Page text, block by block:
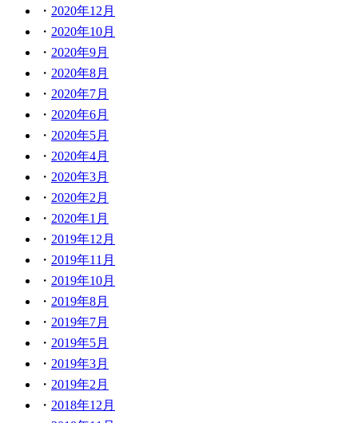
2020年12月
2020年10月
2020年9月
2020年8月
2020年7月
2020年6月
2020年5月
2020年4月
2020年3月
2020年2月
2020年1月
2019年12月
2019年11月
2019年10月
2019年8月
2019年7月
2019年5月
2019年3月
2019年2月
2018年12月